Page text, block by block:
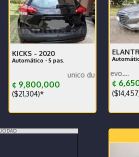
traspaso incluido en efectivo
KICKS - 2020
Automático - 5 pas.
unico dueño
¢ 9,800,000
($21,304)*
¢
Carro